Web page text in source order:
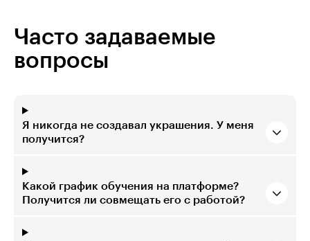
Часто задаваемые
вопросы
Я никогда не создавал украшения. У меня
получится?
Какой график обучения на платформе?
Получится ли совмещать его с работой?